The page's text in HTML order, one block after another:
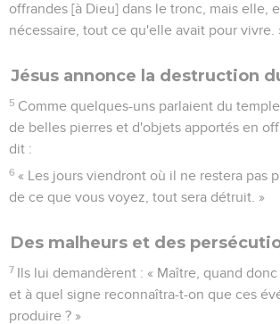
offrandes [à Dieu] dans le tronc, mais elle,
nécessaire, tout ce qu'elle avait pour vivre.
Jésus annonce la destruction
5 Comme quelques-uns parlaient du
de belles pierres et d'objets apportés en
dit :
6 « Les jours viendront où il ne restera pas
de ce que vous voyez, tout sera détruit. »
Des malheurs et des
7 Ils lui demandèrent : « Maître, quand
et à quel signe reconnaîtra-t-on que ces
produire ? »